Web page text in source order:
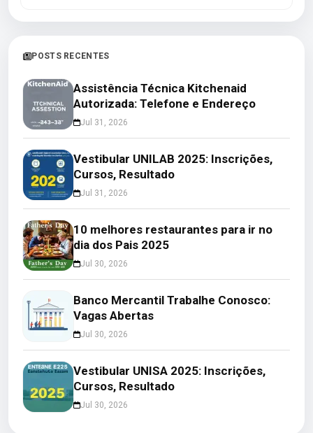
POSTS RECENTES
Assistência Técnica Kitchenaid
Autorizada: Telefone e Endereço
Jul 31, 2026
Vestibular UNILAB 2025: Inscrições,
Cursos, Resultado
Jul 31, 2026
10 melhores restaurantes para ir no
dia dos Pais 2025
Jul 30, 2026
Banco Mercantil Trabalhe Conosco:
Vagas Abertas
Jul 30, 2026
Vestibular UNISA 2025: Inscrições,
Cursos, Resultado
Jul 30, 2026